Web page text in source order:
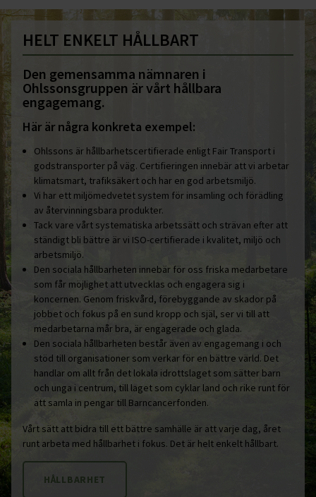
HELT ENKELT HÅLLBART
Den gemensamma nämnaren i
Ohlssonsgruppen är vårt hållbara
engagemang.
Här är några konkreta exempel:
Ohlssons är hållbarhetscertifierade enligt Fair Transport i
godstransporter på väg. Certifieringen innebär att vi arbetar
klimatsmart, trafiksäkert och har en god arbetsmiljö.
Vi har ett miljömedvetet system för insamling och förädling
av återvinningsbara produkter.
Tack vare vårt systematiska arbetssätt och strävan efter att
ständigt bli bättre är vi ISO-certifierade i kvalitet, miljö och
arbetsmiljö.
Den sociala hållbarheten innebär för oss friska medarbetare
som får möjlighet att utvecklas och engagera sig i
koncernen. Genom friskvård, förebyggande av skador på
jobbet och fokus på en sund kropp och själ, ser vi till att
medarbetarna mår bra, är engagerade och glada.
Den sociala hållbarheten består även av engagemang i och
stöd till organisationer som verkar för en bättre värld. Det
handlar om allt från det lokala idrottslaget som sätter barn
och unga i centrum, till laget som cyklar land och rike runt för
att samla in pengar till Barncancerfonden.
Vårt sätt att bidra till ett bättre samhälle är att varje dag, året
runt arbeta med hållbarhet i fokus. Det är helt enkelt hållbart.
HÅLLBARHET